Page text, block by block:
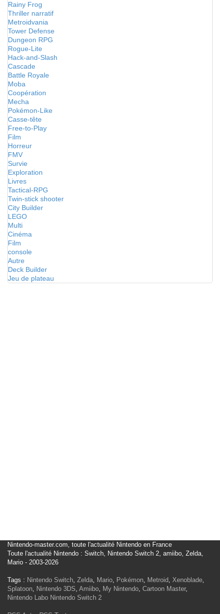
Rainy Frog
Thriller narratif
Metroidvania
Tower Defense
Dungeon RPG
Rogue-Lite
Hack-and-Slash
Cascade
Battle Royale
Moba
Coopération
Mecha
Pokémon-Like
Casse-tête
Free-to-Play
Film
Horreur
FMV
Survie
Exploration
Livres
Tactical-RPG
Twin-stick shooter
City Builder
LEGO
Multi
Cinéma
Film
console
Autre
Deck Builder
Jeu de plateau
Nintendo-master.com, toute l'actualité Nintendo en France
Toute l'actualité Nintendo : Switch, Nintendo Switch 2, amiibo, Zelda,
Mario - 2003-2026
Tags : Nintendo Switch, Zelda, Mario, Pokémon, Metroid, Xenoblade,
Splatoon, Nintendo 3DS, Amiibo, My Nintendo, Cartoon Master,
Nintendo Labo Nintendo Switch 2